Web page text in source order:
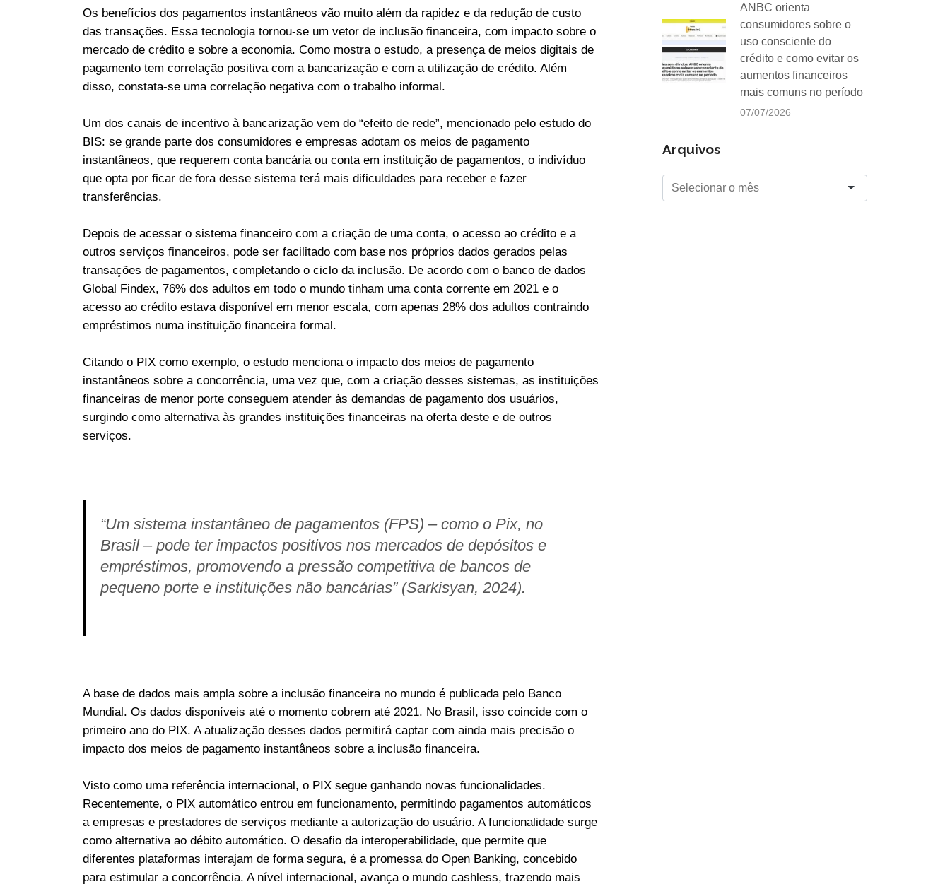
Os benefícios dos pagamentos instantâneos vão muito além da rapidez e da redução de custo
das transações. Essa tecnologia tornou-se um vetor de inclusão financeira, com impacto sobre o
mercado de crédito e sobre a economia. Como mostra o estudo, a presença de meios digitais de
pagamento tem correlação positiva com a bancarização e com a utilização de crédito. Além
disso, constata-se uma correlação negativa com o trabalho informal.
Um dos canais de incentivo à bancarização vem do “efeito de rede”, mencionado pelo estudo do
BIS: se grande parte dos consumidores e empresas adotam os meios de pagamento
instantâneos, que requerem conta bancária ou conta em instituição de pagamentos, o indivíduo
que opta por ficar de fora desse sistema terá mais dificuldades para receber e fazer
transferências.
Depois de acessar o sistema financeiro com a criação de uma conta, o acesso ao crédito e a
outros serviços financeiros, pode ser facilitado com base nos próprios dados gerados pelas
transações de pagamentos, completando o ciclo da inclusão. De acordo com o banco de dados
Global Findex, 76% dos adultos em todo o mundo tinham uma conta corrente em 2021 e o
acesso ao crédito estava disponível em menor escala, com apenas 28% dos adultos contraindo
empréstimos numa instituição financeira formal.
Citando o PIX como exemplo, o estudo menciona o impacto dos meios de pagamento
instantâneos sobre a concorrência, uma vez que, com a criação desses sistemas, as instituições
financeiras de menor porte conseguem atender às demandas de pagamento dos usuários,
surgindo como alternativa às grandes instituições financeiras na oferta deste e de outros
serviços.
“Um sistema instantâneo de pagamentos (FPS) – como o Pix, no
Brasil – pode ter impactos positivos nos mercados de depósitos e
empréstimos, promovendo a pressão competitiva de bancos de
pequeno porte e instituições não bancárias” (Sarkisyan, 2024).
A base de dados mais ampla sobre a inclusão financeira no mundo é publicada pelo Banco
Mundial. Os dados disponíveis até o momento cobrem até 2021. No Brasil, isso coincide com o
primeiro ano do PIX. A atualização desses dados permitirá captar com ainda mais precisão o
impacto dos meios de pagamento instantâneos sobre a inclusão financeira.
Visto como uma referência internacional, o PIX segue ganhando novas funcionalidades.
Recentemente, o PIX automático entrou em funcionamento, permitindo pagamentos automáticos
a empresas e prestadores de serviços mediante a autorização do usuário. A funcionalidade surge
como alternativa ao débito automático. O desafio da interoperabilidade, que permite que
diferentes plataformas interajam de forma segura, é a promessa do Open Banking, concebido
para estimular a concorrência. A nível internacional, avança o mundo cashless, trazendo mais
ANBC orienta
consumidores sobre o
uso consciente do
crédito e como evitar os
aumentos financeiros
mais comuns no período
07/07/2026
Arquivos